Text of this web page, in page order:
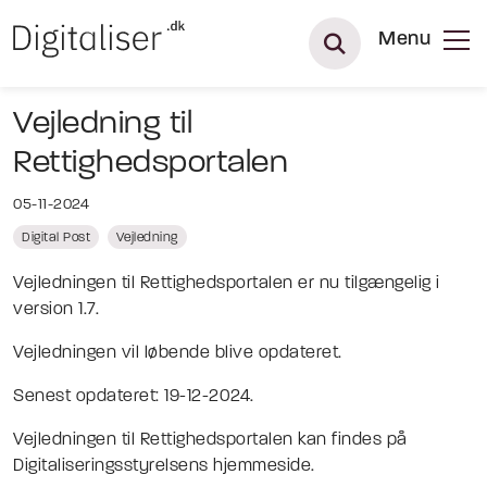
Menu
Vejledning til
Rettighedsportalen
05-11-2024
Digital Post Vejledning
Vejledningen til Rettighedsportalen er nu tilgængelig i
version 1.7.
Vejledningen vil løbende blive opdateret.
Senest opdateret: 19-12-2024.
Vejledningen til Rettighedsportalen kan findes på
Digitaliseringsstyrelsens hjemmeside.